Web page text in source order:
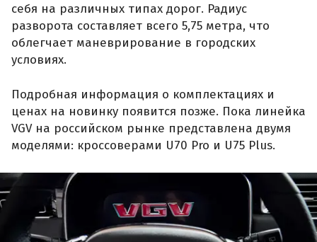
себя на различных типах дорог. Радиус
разворота составляет всего 5,75 метра, что
облегчает маневрирование в городских
условиях.
Подробная информация о комплектациях и
ценах на новинку появится позже. Пока линейка
VGV на российском рынке представлена двумя
моделями: кроссоверами U70 Pro и U75 Plus.